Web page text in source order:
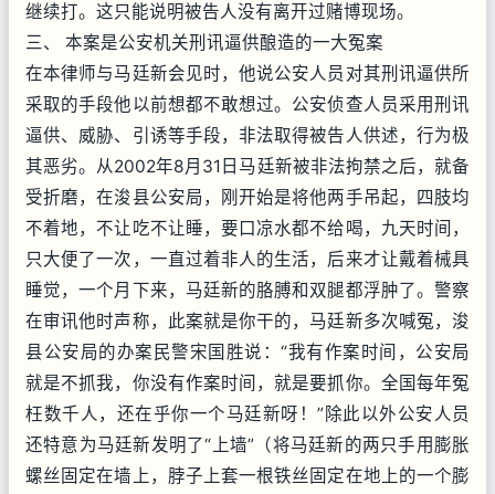
继续打。这只能说明被告人没有离开过赌博现场。
三、 本案是公安机关刑讯逼供酿造的一大冤案
在本律师与马廷新会见时，他说公安人员对其刑讯逼供所
采取的手段他以前想都不敢想过。公安侦查人员采用刑讯
逼供、威胁、引诱等手段，非法取得被告人供述，行为极
其恶劣。从2002年8月31日马廷新被非法拘禁之后，就备
受折磨，在浚县公安局，刚开始是将他两手吊起，四肢均
不着地，不让吃不让睡，要口凉水都不给喝，九天时间，
只大便了一次，一直过着非人的生活，后来才让戴着械具
睡觉，一个月下来，马廷新的胳膊和双腿都浮肿了。警察
在审讯他时声称，此案就是你干的，马廷新多次喊冤，浚
县公安局的办案民警宋国胜说：“我有作案时间，公安局
就是不抓我，你没有作案时间，就是要抓你。全国每年冤
枉数千人，还在乎你一个马廷新呀！”除此以外公安人员
还特意为马廷新发明了“上墙”（将马廷新的两只手用膨胀
螺丝固定在墙上，脖子上套一根铁丝固定在地上的一个膨